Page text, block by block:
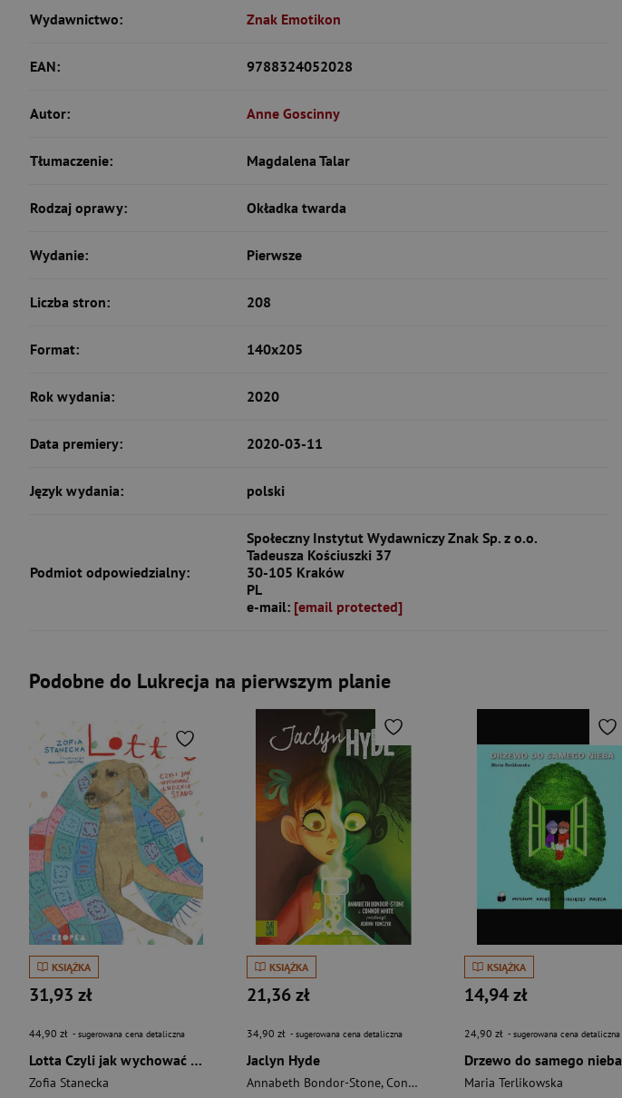
Wydawnictwo: Znak Emotikon
EAN: 9788324052028
Autor: Anne Goscinny
Tłumaczenie: Magdalena Talar
Rodzaj oprawy: Okładka twarda
Wydanie: Pierwsze
Liczba stron: 208
Format: 140x205
Rok wydania: 2020
Data premiery: 2020-03-11
Język wydania: polski
Podmiot odpowiedzialny:
Społeczny Instytut Wydawniczy Znak Sp. z o.o.
Tadeusza Kościuszki 37
30-105 Kraków
PL
e-mail: [email protected]
Podobne do Lukrecja na pierwszym planie
KSIĄŻKA
31,93 zł
44,90 zł - sugerowana cena detaliczna
Lotta Czyli jak wychować ludzkie stado
Zofia Stanecka
KSIĄŻKA
21,36 zł
34,90 zł - sugerowana cena detaliczna
Jaclyn Hyde
Annabeth Bondor-Stone,Connor White
KSIĄŻKA
14,94 zł
24,90 zł - sugerowana cena detaliczna
Drzewo do samego nieba
Maria Terlikowska